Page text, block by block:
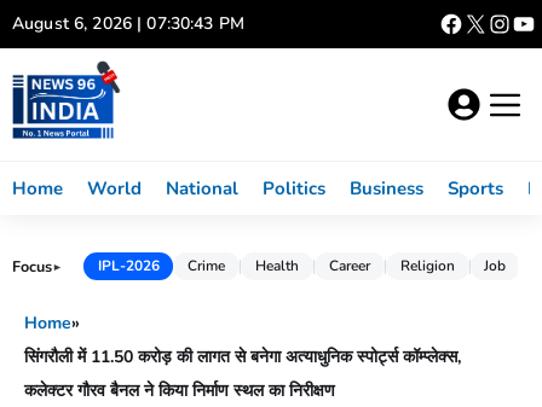
Skip
to
content
August 6, 2026 | 07:30:44 PM
Home World National Politics Business Sports
Focus► IPL-2026 Crime Health Career Religion Job
Home»
सिंगरौली में 11.50 करोड़ की लागत से बनेगा अत्याधुनिक स्पोर्ट्स कॉम्प्लेक्स,
कलेक्टर गौरव बैनल ने किया निर्माण स्थल का निरीक्षण